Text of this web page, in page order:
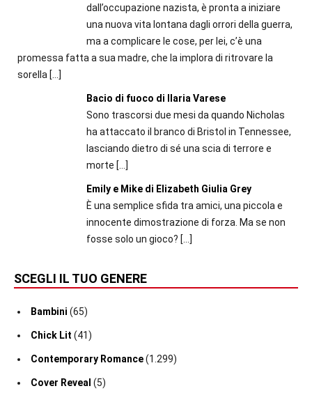
dall’occupazione nazista, è pronta a iniziare
una nuova vita lontana dagli orrori della guerra,
ma a complicare le cose, per lei, c’è una
promessa fatta a sua madre, che la implora di ritrovare la
sorella […]
Bacio di fuoco di Ilaria Varese
Sono trascorsi due mesi da quando Nicholas
ha attaccato il branco di Bristol in Tennessee,
lasciando dietro di sé una scia di terrore e
morte […]
Emily e Mike di Elizabeth Giulia Grey
È una semplice sfida tra amici, una piccola e
innocente dimostrazione di forza. Ma se non
fosse solo un gioco? […]
SCEGLI IL TUO GENERE
Bambini (65)
Chick Lit (41)
Contemporary Romance(1.299)
Cover Reveal (5)